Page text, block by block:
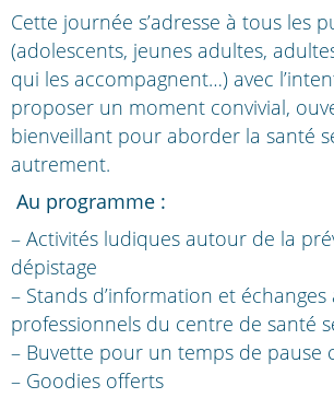
Cette journée s’adresse à tous les
(adolescents, jeunes adultes,
qui les accompagnent…) avec
proposer un moment convivial,
bienveillant pour aborder la santé
autrement.
Au programme :
– Activités ludiques autour de la
dépistage
– Stands d’information et échanges
professionnels du centre de santé
– Buvette pour un temps de pause
– Goodies offerts